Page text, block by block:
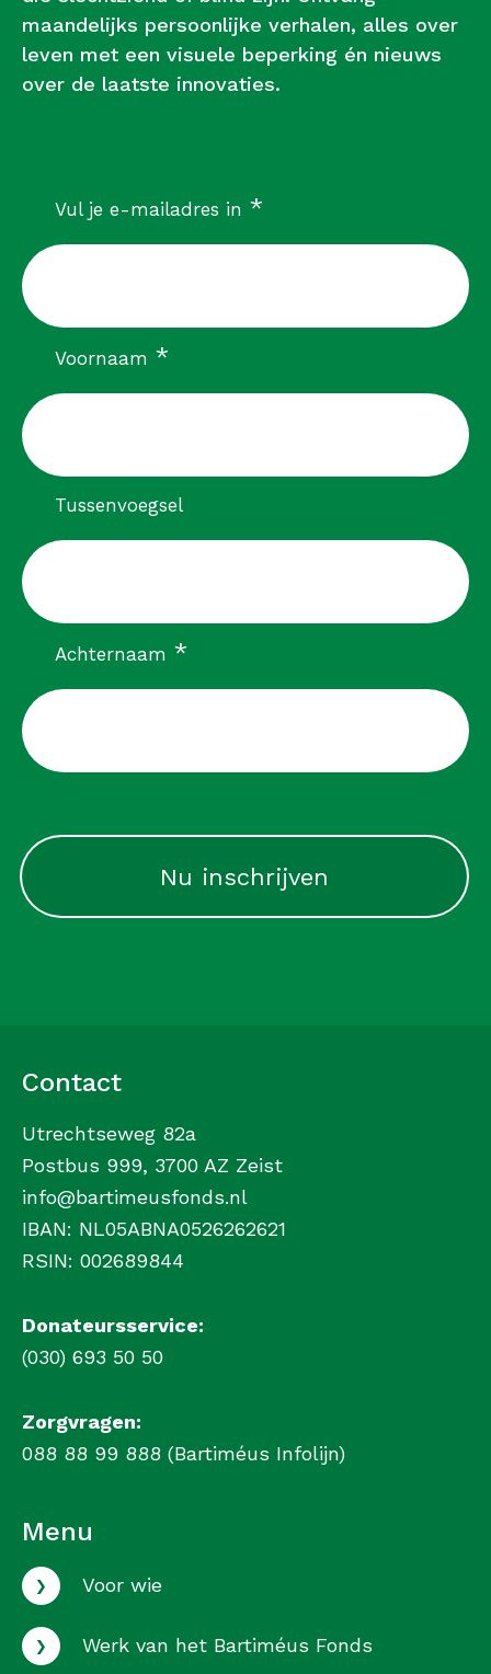
maandelijks persoonlijke verhalen, alles over
leven met een visuele beperking én nieuws
over de laatste innovaties.
Vul je e-mailadres in *verplicht
Voornaam *verplicht
Tussenvoegsel
Achternaam *verplicht
Contact
Utrechtseweg 82a
Postbus 999, 3700 AZ Zeist
info@bartimeusfonds.nl
IBAN: NL05ABNA0526262621
RSIN: 002689844
Donateursservice:
(030) 693 50 50
Zorgvragen:
088 88 99 888 (Bartiméus Infolijn)
Menu
› Voor wie
› Werk van het Bartiméus Fonds